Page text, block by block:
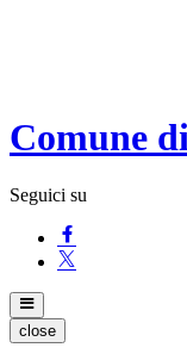
Comune
Seguici su
close